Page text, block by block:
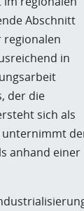
Abschnitt
regionalen
in
der die
sich als
unternimmt
anhand einer